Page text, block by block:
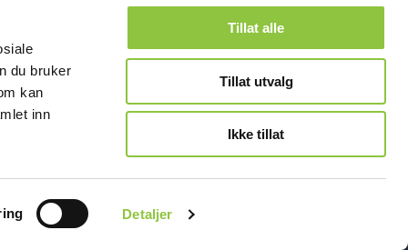
du bruker
kan
inn
Detaljer
Tillat alle
Tillat utvalg
Ikke tillat